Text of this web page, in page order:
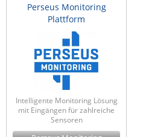
Perseus Monitoring
Plattform
Intelligente Monitoring Lösung
mit Eingängen für zahlreiche
Sensoren